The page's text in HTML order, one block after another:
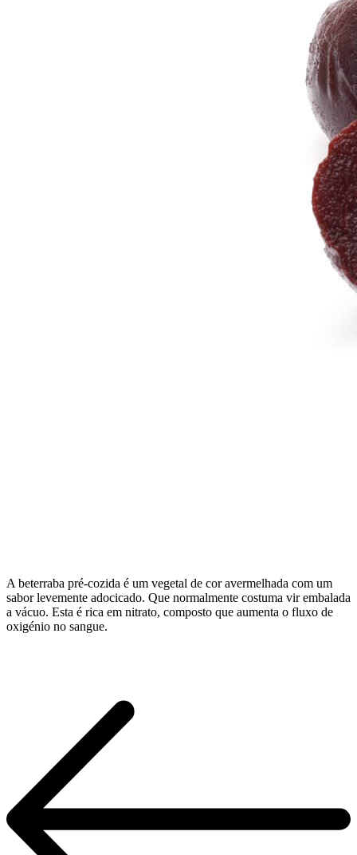
A beterraba pré-cozida é um vegetal de cor avermelhada com um
sabor levemente adocicado. Que normalmente costuma vir embalada
a vácuo. Esta é rica em nitrato, composto que aumenta o fluxo de
oxigénio no sangue.